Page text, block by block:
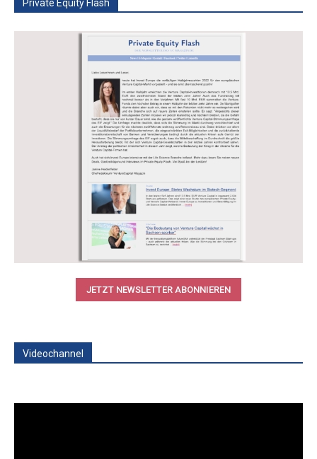
Private Equity Flash
JETZT NEWSLETTER ABONNIEREN
Videochannel